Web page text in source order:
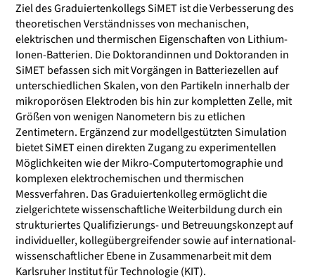
Ziel des Graduiertenkollegs SiMET ist die Verbesserung des
theoretischen Verständnisses von mechanischen,
elektrischen und thermischen Eigenschaften von Lithium-
Ionen-Batterien. Die Doktorandinnen und Doktoranden in
SiMET befassen sich mit Vorgängen in Batteriezellen auf
unterschiedlichen Skalen, von den Partikeln innerhalb der
mikroporösen Elektroden bis hin zur kompletten Zelle, mit
Größen von wenigen Nanometern bis zu etlichen
Zentimetern. Ergänzend zur modellgestützten Simulation
bietet SiMET einen direkten Zugang zu experimentellen
Möglichkeiten wie der Mikro-Computertomographie und
komplexen elektrochemischen und thermischen
Messverfahren. Das Graduiertenkolleg ermöglicht die
zielgerichtete wissenschaftliche Weiterbildung durch ein
strukturiertes Qualifizierungs- und Betreuungskonzept auf
individueller, kollegübergreifender sowie auf international-
wissenschaftlicher Ebene in Zusammenarbeit mit dem
Karlsruher Institut für Technologie (KIT).